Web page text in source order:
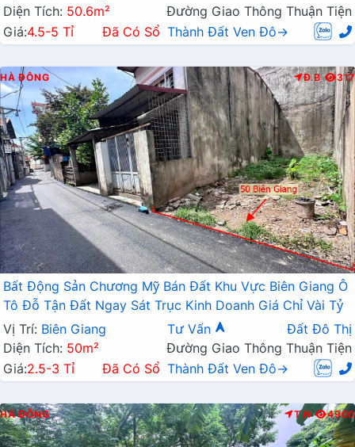
Diện Tích: 50.6m²
Đường Giao Thông Thuận Tiện
Giá:4.5-5 Tỉ Đã Có Sổ Thành Đất Ven Đô→
HÀ ĐÔNG Đ.B 317
Bất Động Sản Chương Mỹ Bán Đất Khu Vực Biên Giang Ô
Tô Đỗ Tận Đất Ngay Sát Trục Kinh Doanh Giá Chỉ Vài Tỷ
Vị Trí: Biên Giang Tư Vấn
Đất Đô Thị
Diện Tích: 50m²
Đường Giao Thông Thuận Tiện
Giá:2.5-3 Tỉ Đã Có Sổ Thành Đất Ven Đô→
HÀ ĐÔNG T.N 4900